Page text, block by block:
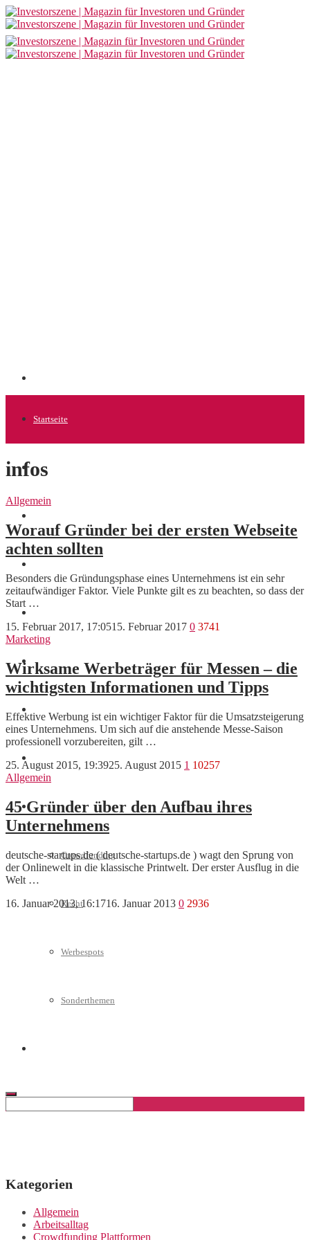
Startseite
Allgemein
Marketing
Weitere
Crowdfunding
Recht
Werbespots
Sonderthemen
infos
Allgemein
Worauf Gründer bei der ersten Webseite
achten sollten
Besonders die Gründungsphase eines Unternehmens ist ein sehr
zeitaufwändiger Faktor. Viele Punkte gilt es zu beachten, so dass der
Start …
15. Februar 2017, 17:0515. Februar 2017 0 3741
Marketing
Wirksame Werbeträger für Messen – die
wichtigsten Informationen und Tipps
Effektive Werbung ist ein wichtiger Faktor für die Umsatzsteigerung
eines Unternehmens. Um sich auf die anstehende Messe-Saison
professionell vorzubereiten, gilt …
25. August 2015, 19:3925. August 2015 1 10257
Allgemein
45 Gründer über den Aufbau ihres
Unternehmens
deutsche-startups.de ( deutsche-startups.de ) wagt den Sprung von
der Onlinewelt in die klassische Printwelt. Der erster Ausflug in die
Welt …
16. Januar 2013, 16:1716. Januar 2013 0 2936
Kategorien
Allgemein
Arbeitsalltag
Crowdfunding Plattformen